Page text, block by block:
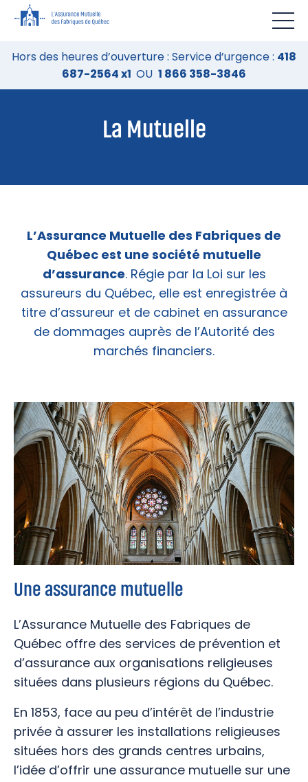
Hors des heures d’ouverture : Service d’urgence : 418
687-2564 x1 OU 1 866 358-3846
La Mutuelle
L’Assurance Mutuelle des Fabriques de
Québec est une société mutuelle
d’assurance. Régie par la Loi sur les
assureurs du Québec, elle est enregistrée à
titre d’assureur et de cabinet en assurance
de dommages auprès de l’Autorité des
marchés financiers.
Une assurance mutuelle
L’Assurance Mutuelle des Fabriques de
Québec offre des services de prévention et
d’assurance aux organisations religieuses
situées dans plusieurs régions du Québec.
En 1853, face au peu d’intérêt de l’industrie
privée à assurer les installations religieuses
situées hors des grands centres urbains,
l’idée d’offrir une assurance mutuelle sur une